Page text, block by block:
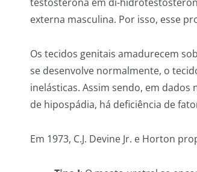
externa masculina. Por isso, esse
Os tecidos genitais amadurecem
se desenvolve normalmente, o
inelásticas. Assim sendo, em
de hipospádia, há deficiência de
Em 1973, C.J. Devine Jr. e Horton